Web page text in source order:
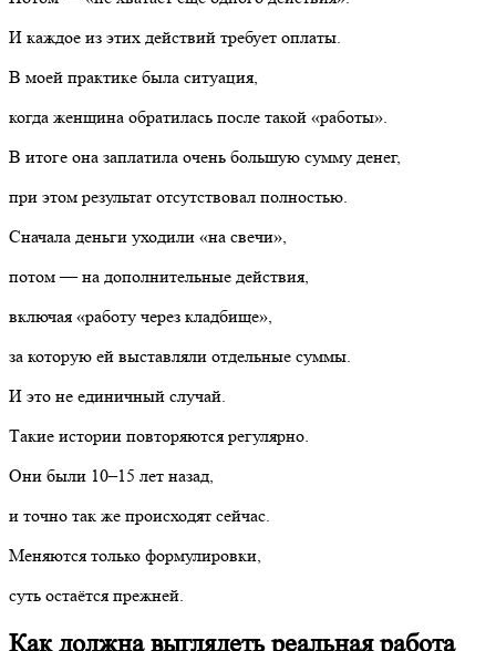
И каждое из этих действий требует оплаты.
В моей практике была ситуация,
когда женщина обратилась после такой «работы».
В итоге она заплатила очень большую сумму денег,
при этом результат отсутствовал полностью.
Сначала деньги уходили «на свечи»,
потом — на дополнительные действия,
включая «работу через кладбище»,
за которую ей выставляли отдельные суммы.
И это не единичный случай.
Такие истории повторяются регулярно.
Они были 10–15 лет назад,
и точно так же происходят сейчас.
Меняются только формулировки,
суть остаётся прежней.
Как должна выглядеть реальная работа